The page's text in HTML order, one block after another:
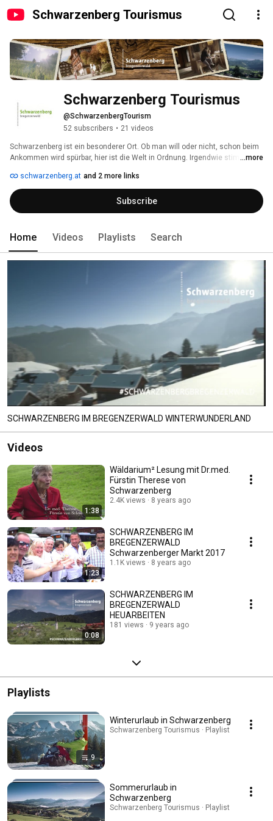
Schwarzenberg Tourismus
Schwarzenberg Tourismus
@SchwarzenbergTourism
52 subscribers • 21 videos
Schwarzenberg ist ein besonderer Ort. Ob man will oder nicht, schon beim
Ankommen wird spürbar, hier ist die Welt in Ordnung. Irgendwie stimmt hier
Schwarzenberger viel. Und es ist ein ideales Umfeld für Kunst und Kultur.
Davon zeugt diese Region auf vielfältigste Weise. Architektur, Handwerk,
Musik. Angelika Kauffmann, Schubertiade, alles hier atmet Kultur im
schönsten Wortsinn. In Schwarzenberg hat man alles, nur ein bisschen
...more
schwarzenberg.at and 2 more links
Subscribe
Home Videos Playlists Search
SCHWARZENBERG IM BREGENZERWALD WINTERWUNDERLAND
Videos
1:38
Wäldarium² Lesung mit Dr.med.
Fürstin Therese von
Schwarzenberg
2.4K views 8 years ago
1:23
SCHWARZENBERG IM
BREGENZERWALD
Schwarzenberger Markt 2017
1.1K views 8 years ago
0:08
SCHWARZENBERG IM
BREGENZERWALD
HEUARBEITEN
181 views 9 years ago
Playlists
9
Winterurlaub in Schwarzenberg
Schwarzenberg Tourismus · Playlist
Sommerurlaub in
Schwarzenberg
Schwarzenberg Tourismus · Playlist